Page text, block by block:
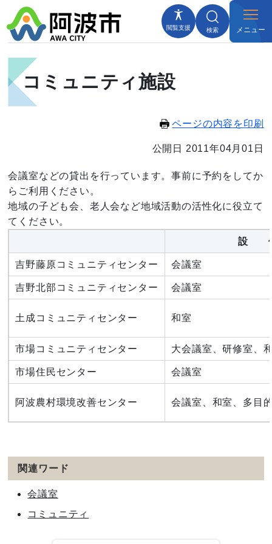
閲覧支援 検索 メニュー
コミュニティ施設
ページの内容を印刷
公開日 2011年04月01日
会議室などの貸出を行っています。事前に予約をしてか
らご利用ください。
地域の子ども会、老人会など地域活動の活性化に役立て
てください。
設
吉野藤原コミュニティセンター 会議室
吉野北部コミュニティセンター 会議室
土成コミュニティセンター 和室
市場コミュニティセンター 大会議室、研修室、
市場住民センター 会議室
阿波農村環境改善センター 会議室、和室、多目
関連ワード
会議室
コミュニティ